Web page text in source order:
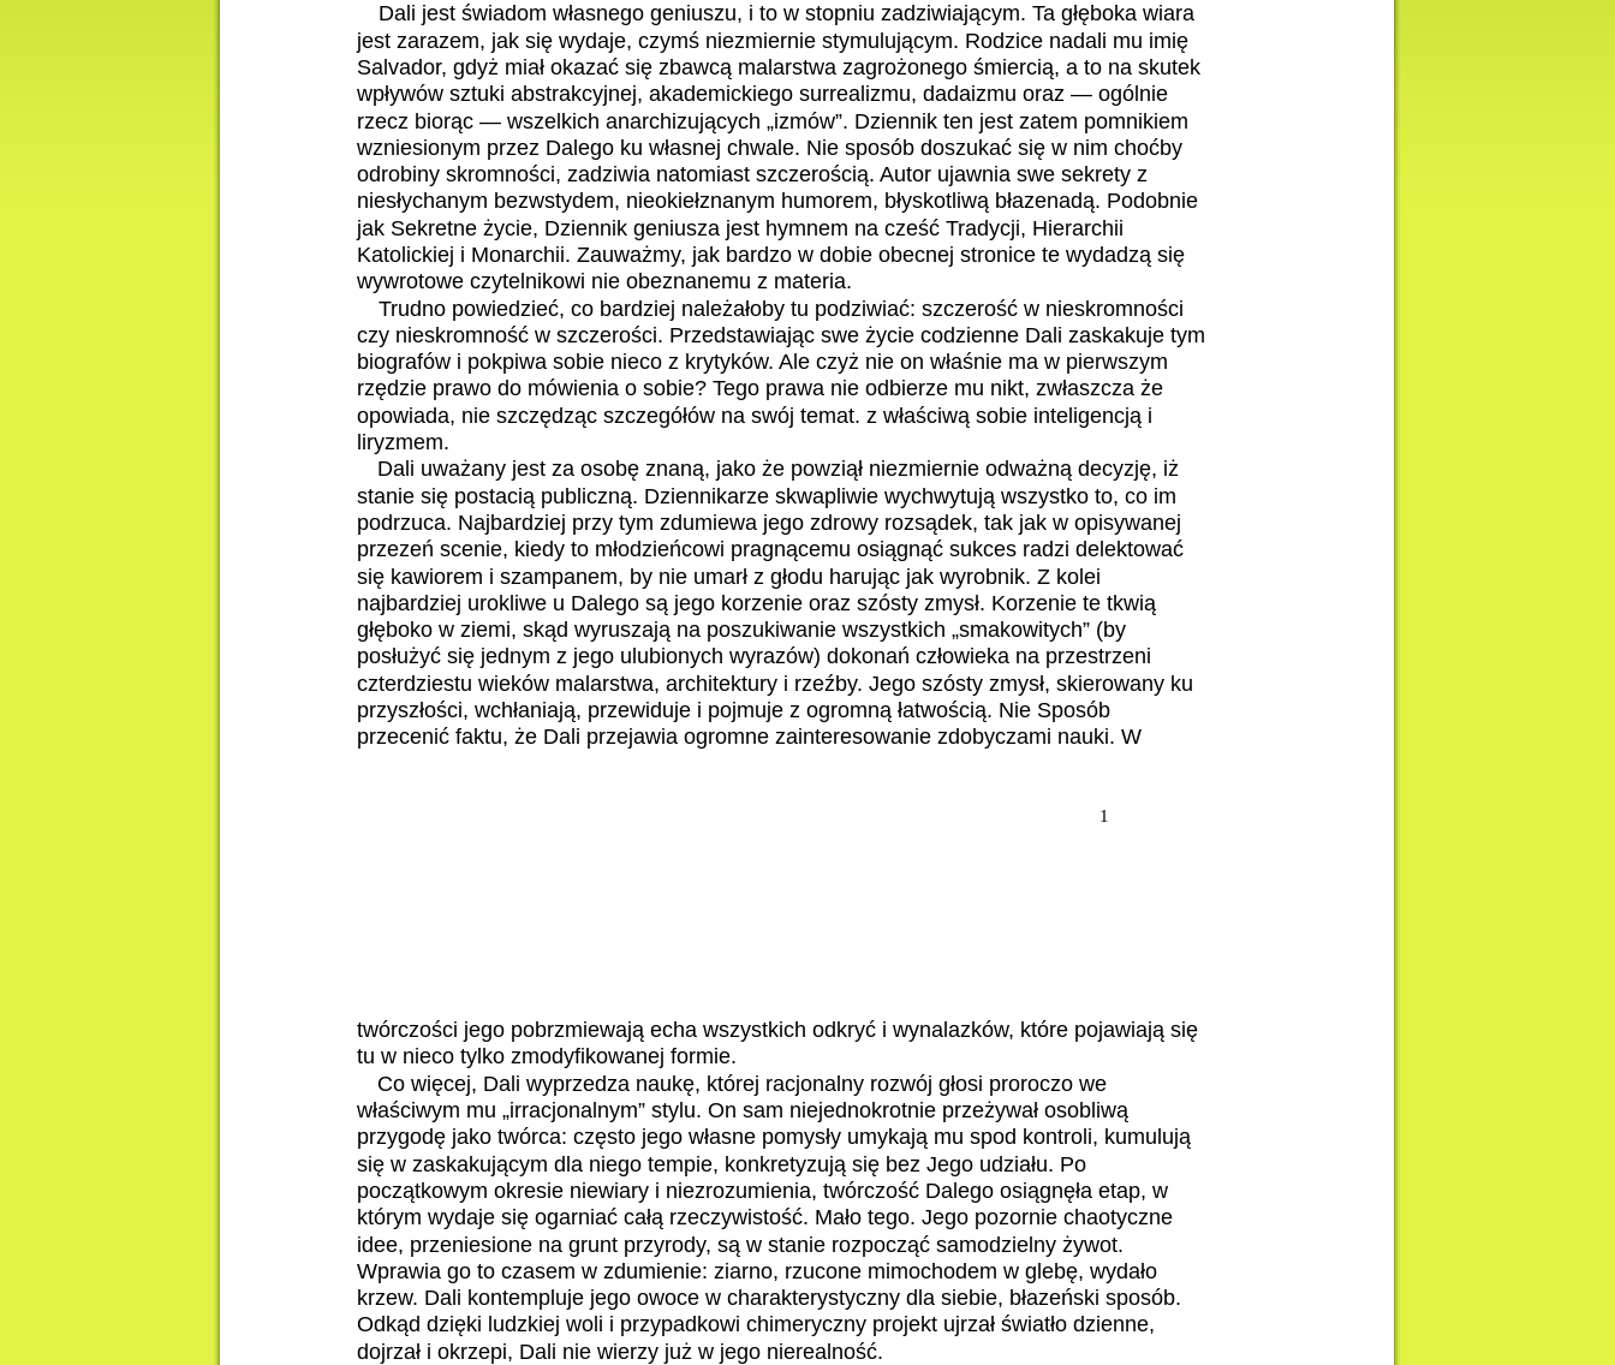
Dali jest świadom własnego geniuszu, i to w stopniu zadziwiającym. Ta głęboka wiara
jest zarazem, jak się wydaje, czymś niezmiernie stymulującym. Rodzice nadali mu imię
Salvador, gdyż miał okazać się zbawcą malarstwa zagrożonego śmiercią, a to na skutek
wpływów sztuki abstrakcyjnej, akademickiego surrealizmu, dadaizmu oraz — ogólnie
rzecz biorąc — wszelkich anarchizujących „izmów”. Dziennik ten jest zatem pomnikiem
wzniesionym przez Dalego ku własnej chwale. Nie sposób doszukać się w nim choćby
odrobiny skromności, zadziwia natomiast szczerością. Autor ujawnia swe sekrety z
niesłychanym bezwstydem, nieokiełznanym humorem, błyskotliwą błazenadą. Podobnie
jak Sekretne życie, Dziennik geniusza jest hymnem na cześć Tradycji, Hierarchii
Katolickiej i Monarchii. Zauważmy, jak bardzo w dobie obecnej stronice te wydadzą się
wywrotowe czytelnikowi nie obeznanemu z materia.
Trudno powiedzieć, co bardziej należałoby tu podziwiać: szczerość w nieskromności
czy nieskromność w szczerości. Przedstawiając swe życie codzienne Dali zaskakuje tym
biografów i pokpiwa sobie nieco z krytyków. Ale czyż nie on właśnie ma w pierwszym
rzędzie prawo do mówienia o sobie? Tego prawa nie odbierze mu nikt, zwłaszcza że
opowiada, nie szczędząc szczegółów na swój temat. z właściwą sobie inteligencją i
liryzmem.
Dali uważany jest za osobę znaną, jako że powziął niezmiernie odważną decyzję, iż
stanie się postacią publiczną. Dziennikarze skwapliwie wychwytują wszystko to, co im
podrzuca. Najbardziej przy tym zdumiewa jego zdrowy rozsądek, tak jak w opisywanej
przezeń scenie, kiedy to młodzieńcowi pragnącemu osiągnąć sukces radzi delektować
się kawiorem i szampanem, by nie umarł z głodu harując jak wyrobnik. Z kolei
najbardziej urokliwe u Dalego są jego korzenie oraz szósty zmysł. Korzenie te tkwią
głęboko w ziemi, skąd wyruszają na poszukiwanie wszystkich „smakowitych” (by
posłużyć się jednym z jego ulubionych wyrazów) dokonań człowieka na przestrzeni
czterdziestu wieków malarstwa, architektury i rzeźby. Jego szósty zmysł, skierowany ku
przyszłości, wchłaniają, przewiduje i pojmuje z ogromną łatwością. Nie Sposób
przecenić faktu, że Dali przejawia ogromne zainteresowanie zdobyczami nauki. W
1
twórczości jego pobrzmiewają echa wszystkich odkryć i wynalazków, które pojawiają się
tu w nieco tylko zmodyfikowanej formie.
Co więcej, Dali wyprzedza naukę, której racjonalny rozwój głosi proroczo we
właściwym mu „irracjonalnym” stylu. On sam niejednokrotnie przeżywał osobliwą
przygodę jako twórca: często jego własne pomysły umykają mu spod kontroli, kumulują
się w zaskakującym dla niego tempie, konkretyzują się bez Jego udziału. Po
początkowym okresie niewiary i niezrozumienia, twórczość Dalego osiągnęła etap, w
którym wydaje się ogarniać całą rzeczywistość. Mało tego. Jego pozornie chaotyczne
idee, przeniesione na grunt przyrody, są w stanie rozpocząć samodzielny żywot.
Wprawia go to czasem w zdumienie: ziarno, rzucone mimochodem w glebę, wydało
krzew. Dali kontempluje jego owoce w charakterystyczny dla siebie, błazeński sposób.
Odkąd dzięki ludzkiej woli i przypadkowi chimeryczny projekt ujrzał światło dzienne,
dojrzał i okrzepi, Dali nie wierzy już w jego nierealność.